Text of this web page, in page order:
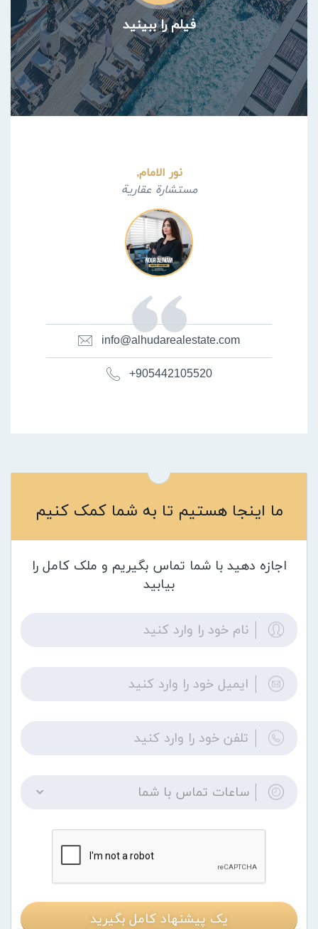
فیلم را ببینید
نور الامام,
مستشارة عقارية
info@alhudarealestate.com
+905442105520
ما اینجا هستیم تا به شما کمک کنیم
اجازه دهید با شما تماس بگیریم و ملک کامل را
بیابید
ساعات تماس با شما
یک پیشنهاد کامل بگیرید